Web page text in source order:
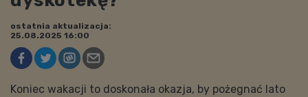
ostatnia aktualizacja:
25.08.2025 16:00
Koniec wakacji to doskonała okazja, by pożegnać lato